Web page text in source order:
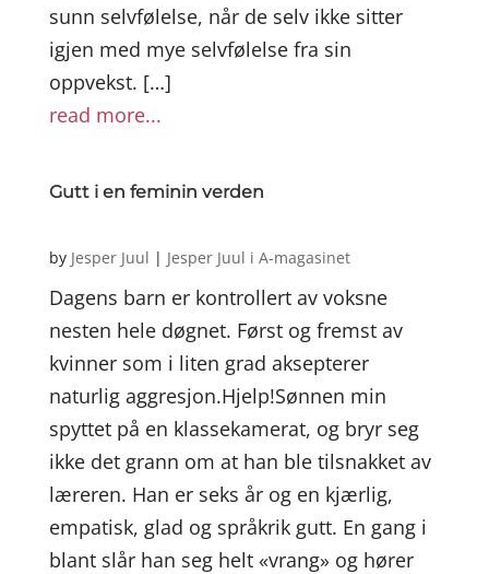
sunn selvfølelse, når de selv ikke sitter
igjen med mye selvfølelse fra sin
oppvekst. […]
read more...
Gutt i en feminin verden
by Jesper Juul | Jesper Juul i A-magasinet
Dagens barn er kontrollert av voksne
nesten hele døgnet. Først og fremst av
kvinner som i liten grad aksepterer
naturlig aggresjon.Hjelp!Sønnen min
spyttet på en klassekamerat, og bryr seg
ikke det grann om at han ble tilsnakket av
læreren. Han er seks år og en kjærlig,
empatisk, glad og språkrik gutt. En gang i
blant slår han seg helt «vrang» og hører